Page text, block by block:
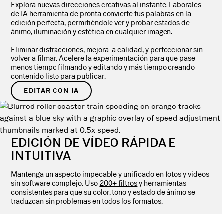
Explora nuevas direcciones creativas al instante. Laborales
de IA herramienta de prontaconvierte tus palabras en la
edición perfecta, permitiéndole ver y probar estados de
ánimo, iluminación y estética en cualquier imagen.
Eliminar distracciones, mejora la calidad, y perfeccionar sin
volver a filmar. Acelere la experimentación para que pase
menos tiempo filmando y editando y más tiempo creando
contenido listo para publicar.
EDITAR CON IA
EDICIÓN DE VÍDEO RÁPIDA E
INTUITIVA
Mantenga un aspecto impecable y unificado en fotos y videos
sin software complejo. Uso 200+ filtrosy herramientas
consistentes para que su color, tono y estado de ánimo se
traduzcan sin problemas en todos los formatos.